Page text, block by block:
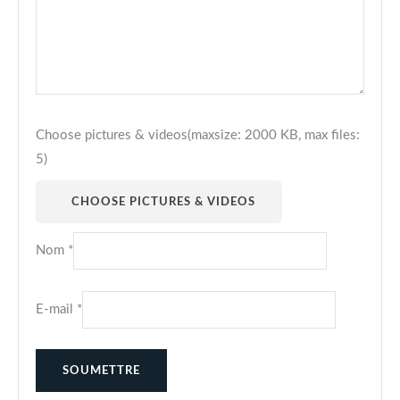
Choose pictures & videos(maxsize: 2000 KB, max files:
5)
CHOOSE PICTURES & VIDEOS
Nom *
E-mail *